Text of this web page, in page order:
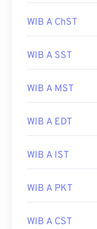
WIB A ChST
WIB A SST
WIB A MST
WIB A EDT
WIB A IST
WIB A PKT
WIB A CST